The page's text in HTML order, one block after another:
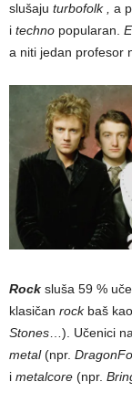
slušaju turbofolk , a
i techno popularan.
a niti jedan profesor
Rock sluša 59 %
klasičan rock baš
Stones …). Učenici
metal(npr.
i metalcore (npr.